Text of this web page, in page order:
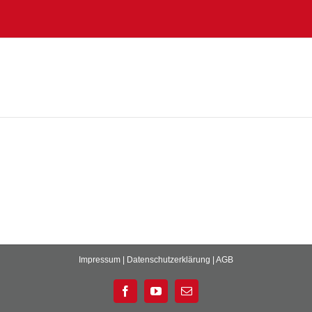
Impressum Datenschutzerklärung AGB
FacebookYouTube
E-
Mail